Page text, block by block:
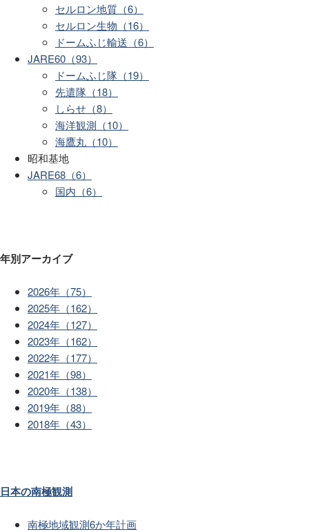
セルロン地質（6）
セルロン生物（16）
ドームふじ輸送（6）
JARE60（93）
ドームふじ隊（19）
先遣隊（18）
しらせ（8）
海洋観測（10）
海鷹丸（10）
昭和基地
JARE68（6）
国内（6）
年別アーカイブ
2026年（75）
2025年（162）
2024年（127）
2023年（162）
2022年（177）
2021年（98）
2020年（138）
2019年（88）
2018年（43）
日本の南極観測
南極地域観測6か年計画